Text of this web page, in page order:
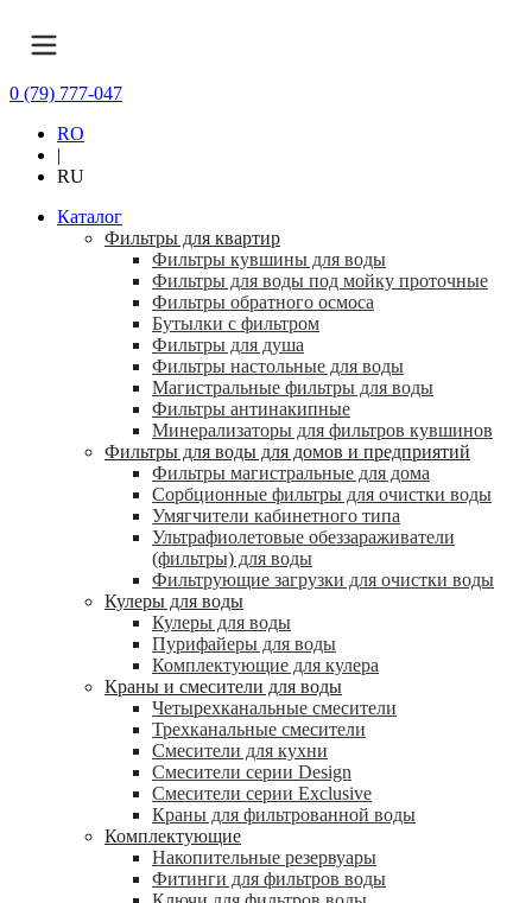
0 (79) 777-047
RO
|
RU
Каталог
Фильтры для квартир
Фильтры кувшины для воды
Фильтры для воды под мойку проточные
Фильтры обратного осмоса
Бутылки с фильтром
Фильтры для душа
Фильтры настольные для воды
Магистральные фильтры для воды
Фильтры антинакипные
Минерализаторы для фильтров кувшинов
Фильтры для воды для домов и предприятий
Фильтры магистральные для дома
Сорбционные фильтры для очистки воды
Умягчители кабинетного типа
Ультрафиолетовые обеззараживатели
(фильтры) для воды
Фильтрующие загрузки для очистки воды
Кулеры для воды
Кулеры для воды
Пурифайеры для воды
Комплектующие для кулера
Краны и смесители для воды
Четырехканальные смесители
Трехканальные смесители
Смесители для кухни
Смесители серии Design
Смесители серии Exclusive
Краны для фильтрованной воды
Комплектующие
Накопительные резервуары
Фитинги для фильтров воды